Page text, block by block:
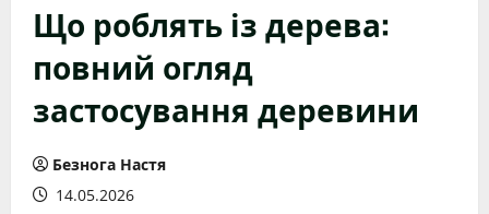
Що роблять із дерева:
повний огляд
застосування деревини
Безнога Настя
14.05.2026